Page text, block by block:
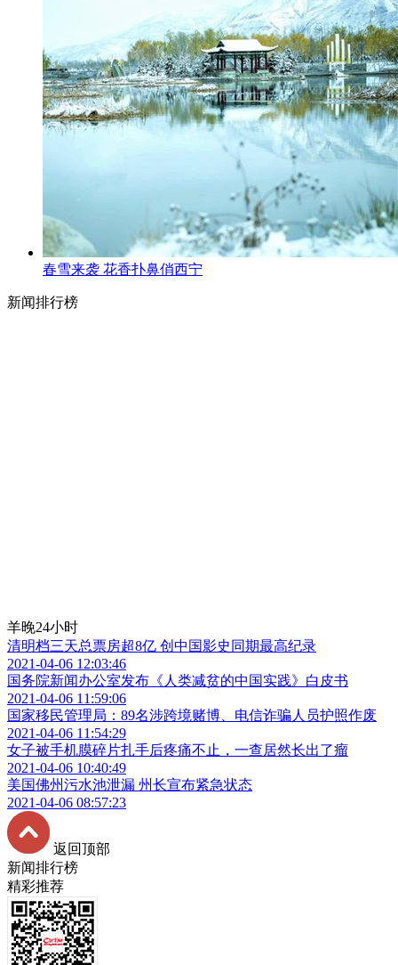
春雪来袭 花香扑鼻俏西宁
新闻排行榜
羊晚24小时
清明档三天总票房超8亿 创中国影史同期最高纪录
2021-04-06 12:03:46
国务院新闻办公室发布《人类减贫的中国实践》白皮书
2021-04-06 11:59:06
国家移民管理局：89名涉跨境赌博、电信诈骗人员护照作废
2021-04-06 11:54:29
女子被手机膜碎片扎手后疼痛不止，一查居然长出了瘤
2021-04-06 10:40:49
美国佛州污水池泄漏 州长宣布紧急状态
2021-04-06 08:57:23
返回顶部
新闻排行榜
精彩推荐